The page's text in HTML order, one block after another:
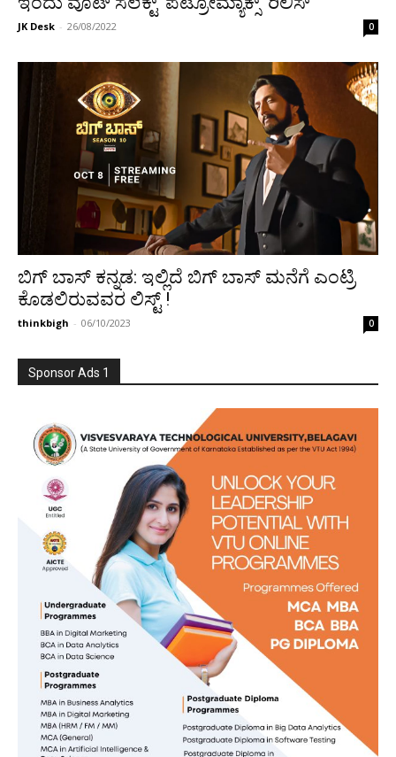
JK Desk - 26/08/2022 0
ಬಿಗ್ ಬಾಸ್ ಕನ್ನಡ: ಇಲ್ಲಿದೆ ಬಿಗ್ ಬಾಸ್ ಮನೆಗೆ ಎಂಟ್ರಿ
ಕೊಡಲಿರುವವರ ಲಿಸ್ಟ್ !
thinkbigh - 06/10/2023 0
Sponsor Ads 1